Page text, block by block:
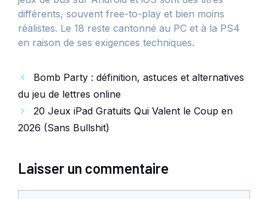
différents, souvent free-to-play et bien moins
réalistes. Le 18 reste cantonné au PC et à la PS4
en raison de ses exigences techniques.
Bomb Party : définition, astuces et alternatives
du jeu de lettres online
20 Jeux iPad Gratuits Qui Valent le Coup en
2026 (Sans Bullshit)
Laisser un commentaire